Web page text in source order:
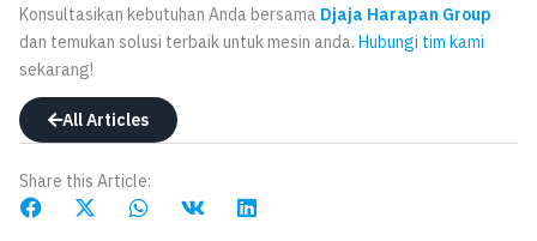
Konsultasikan kebutuhan Anda bersama Djaja Harapan Group
dan temukan solusi terbaik untuk mesin anda. Hubungi tim kami
sekarang!
All Articles
Share this Article: